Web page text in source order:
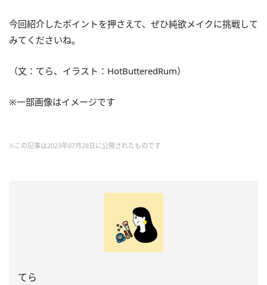
今回紹介したポイントを押さえて、ぜひ純欲メイクに挑戦して
みてくださいね。
（文：てら、イラスト： HotButteredRum）
※一部画像はイメージです
※この記事は2023年07月28日に公開されたものです
てら